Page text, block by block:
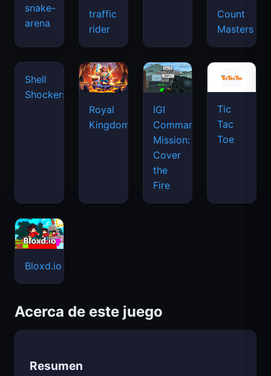
snake-
arena
traffic
rider
Count
Masters
Shell
Shockers
Royal
Kingdom
IGI
Commando
Mission:
Cover
the
Fire
Tic
Tac
Toe
Bloxd.io
Acerca de este juego
Resumen